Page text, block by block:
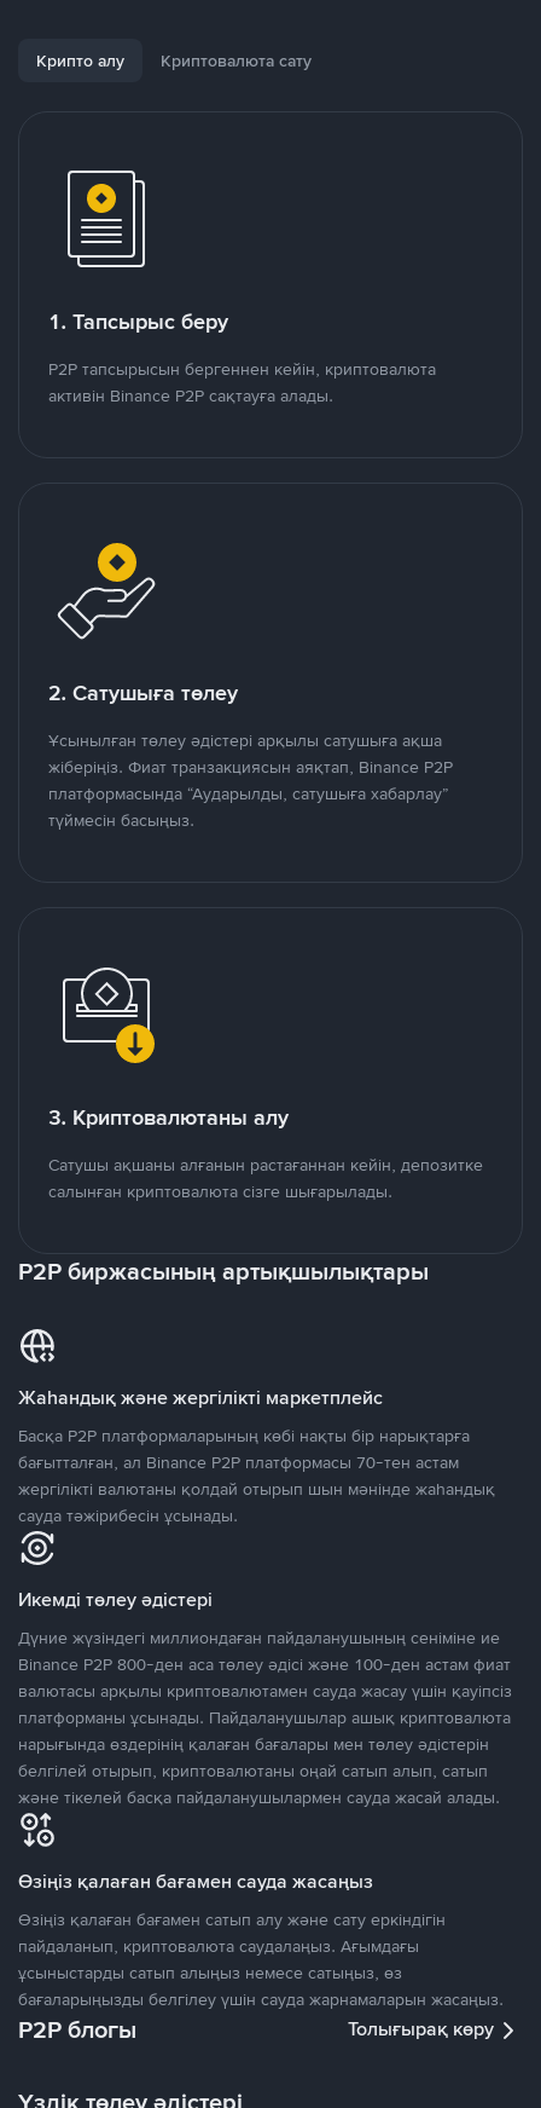
Крипто алу Криптовалюта сату
1. Тапсырыс беру
P2P тапсырысын бергеннен кейін, криптовалюта
активін Binance P2P сақтауға алады.
2. Сатушыға төлеу
Ұсынылған төлеу әдістері арқылы сатушыға ақша
жіберіңіз. Фиат транзакциясын аяқтап, Binance P2P
платформасында “Аударылды, сатушыға хабарлау”
түймесін басыңыз.
3. Криптовалютаны алу
Сатушы ақшаны алғанын растағаннан кейін, депозитке
салынған криптовалюта сізге шығарылады.
P2P биржасының артықшылықтары
Жаһандық және жергілікті маркетплейс
Басқа P2P платформаларының көбі нақты бір нарықтарға
бағытталған, ал Binance P2P платформасы 70-тен астам
жергілікті валютаны қолдай отырып шын мәнінде жаһандық
сауда тәжірибесін ұсынады.
Икемді төлеу әдістері
Дүние жүзіндегі миллиондаған пайдаланушының сеніміне ие
Binance P2P 800-ден аса төлеу әдісі және 100-ден астам фиат
валютасы арқылы криптовалютамен сауда жасау үшін қауіпсіз
платформаны ұсынады. Пайдаланушылар ашық криптовалюта
нарығында өздерінің қалаған бағалары мен төлеу әдістерін
белгілей отырып, криптовалютаны оңай сатып алып, сатып
және тікелей басқа пайдаланушылармен сауда жасай алады.
Өзіңіз қалаған бағамен сауда жасаңыз
Өзіңіз қалаған бағамен сатып алу және сату еркіндігін
пайдаланып, криптовалюта саудалаңыз. Ағымдағы
ұсыныстарды сатып алыңыз немесе сатыңыз, өз
бағаларыңызды белгілеу үшін сауда жарнамаларын жасаңыз.
P2P блогы Толығырақ көру